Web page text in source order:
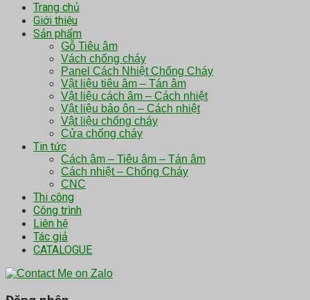
Trang chủ
Giới thiệu
Sản phẩm
Gỗ Tiêu âm
Vách chống cháy
Panel Cách Nhiệt Chống Cháy
Vật liệu tiêu âm – Tán âm
Vật liệu cách âm – Cách nhiệt
Vật liệu bảo ôn – Cách nhiệt
Vật liệu chống cháy
Cửa chống cháy
Tin tức
Cách âm – Tiêu âm – Tán âm
Cách nhiệt – Chống Cháy
CNC
Thi công
Công trình
Liên hệ
Tác giả
CATALOGUE